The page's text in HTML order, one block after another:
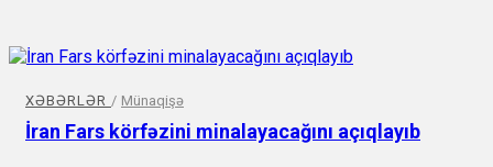
XƏBƏRLƏR / Münaqişə
İran Fars körfəzini minalayacağını açıqlayıb